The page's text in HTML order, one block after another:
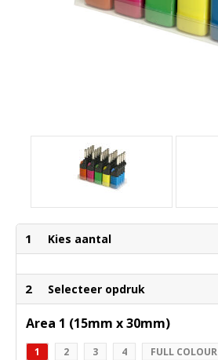
1 Kies aantal
2 Selecteer opdruk
Area 1 (15mm x 30mm)
1 2 3 4 FULL COLOUR